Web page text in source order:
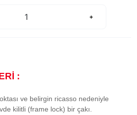
:
ve belirgin ricasso nedeniyle
kilitli (frame lock) bir çakı.